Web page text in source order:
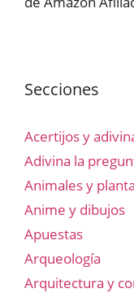
Secciones
Acertijos y
Adivina la
Animales y
Anime y dibujos
Apuestas
Arqueología
Arquitectura y